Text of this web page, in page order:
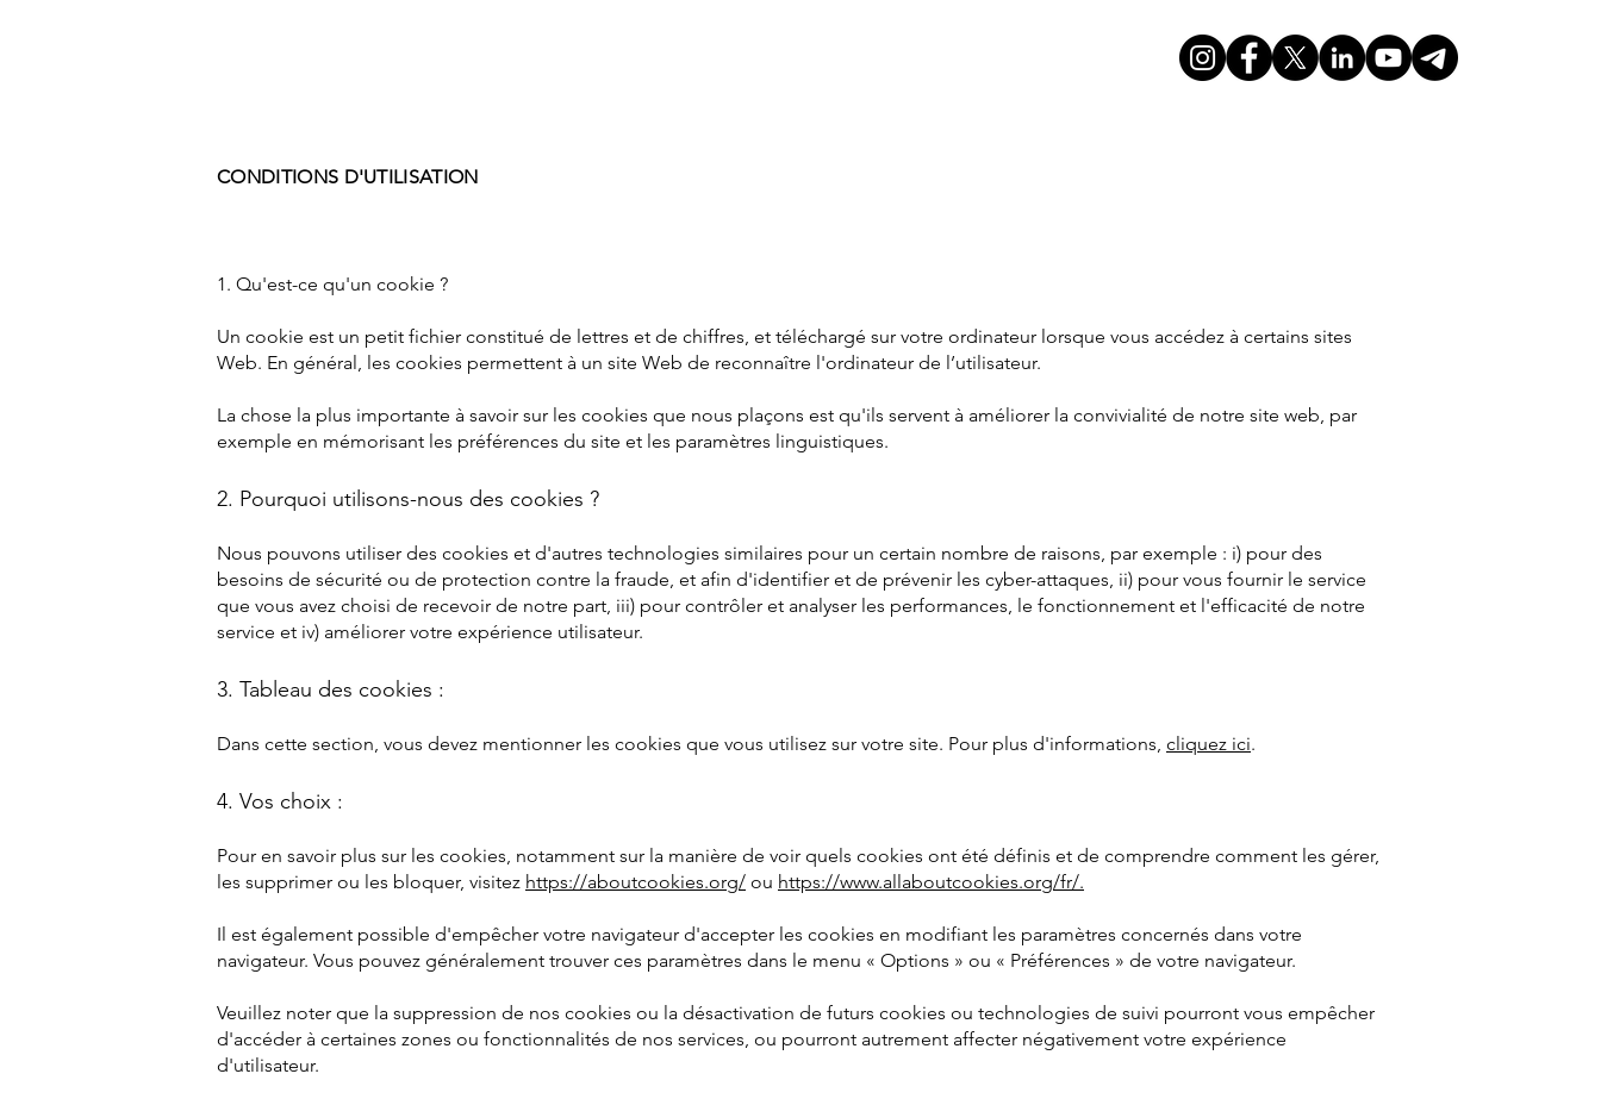
CONDITIONS D'UTILISATION
1. Qu'est-ce qu'un cookie ?
Un cookie est un petit fichier constitué de lettres et de chiffres, et téléchargé sur votre ordinateur lorsque vous accédez à certains sites
Web. En général, les cookies permettent à un site Web de reconnaître l'ordinateur de l’utilisateur.
La chose la plus importante à savoir sur les cookies que nous plaçons est qu'ils servent à améliorer la convivialité de notre site web, par
exemple en mémorisant les préférences du site et les paramètres linguistiques.
2. Pourquoi utilisons-nous des cookies ?
Nous pouvons utiliser des cookies et d'autres technologies similaires pour un certain nombre de raisons, par exemple : i) pour des
besoins de sécurité ou de protection contre la fraude, et afin d'identifier et de prévenir les cyber-attaques, ii) pour vous fournir le service
que vous avez choisi de recevoir de notre part, iii) pour contrôler et analyser les performances, le fonctionnement et l'efficacité de notre
service et iv) améliorer votre expérience utilisateur.
3. Tableau des cookies :
Dans cette section, vous devez mentionner les cookies que vous utilisez sur votre site. Pour plus d'informations, cliquez ici.
4. Vos choix :
Pour en savoir plus sur les cookies, notamment sur la manière de voir quels cookies ont été définis et de comprendre comment les gérer,
les supprimer ou les bloquer, visitez https://aboutcookies.org/ ou https://www.allaboutcookies.org/fr/.
Il est également possible d'empêcher votre navigateur d'accepter les cookies en modifiant les paramètres concernés dans votre
navigateur. Vous pouvez généralement trouver ces paramètres dans le menu « Options » ou « Préférences » de votre navigateur.
Veuillez noter que la suppression de nos cookies ou la désactivation de futurs cookies ou technologies de suivi pourront vous empêcher
d'accéder à certaines zones ou fonctionnalités de nos services, ou pourront autrement affecter négativement votre expérience
d'utilisateur.